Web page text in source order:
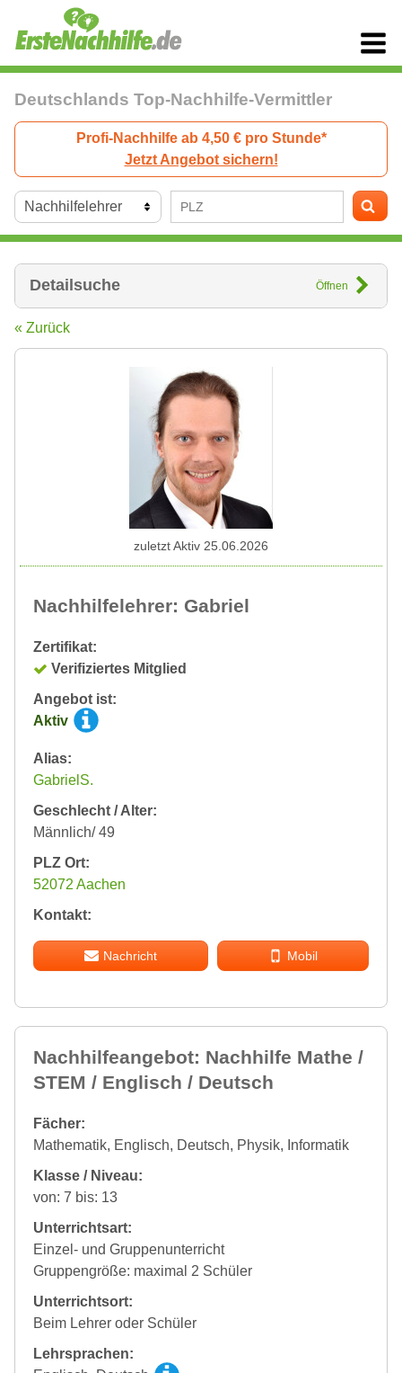
Deutschlands Top-Nachhilfe-Vermittler
Profi-Nachhilfe ab 4,50 € pro Stunde*
Jetzt Angebot sichern!
Detailsuche Öffnen
« Zurück
Nachhilfelehrer: Gabriel
Zertifikat:
Verifiziertes Mitglied
Angebot ist:
Aktiv
Alias:
GabrielS.
Geschlecht / Alter:
Männlich/ 49
PLZ Ort:
52072 Aachen
Kontakt:
Nachricht Mobil
zuletzt Aktiv 25.06.2026
Nachhilfeangebot: Nachhilfe Mathe /
STEM / Englisch / Deutsch
Fächer:
Mathematik, Englisch, Deutsch, Physik, Informatik
Klasse / Niveau:
von: 7 bis: 13
Unterrichtsart:
Einzel- und Gruppenunterricht
Gruppengröße: maximal 2 Schüler
Unterrichtsort:
Beim Lehrer oder Schüler
Lehrsprachen: